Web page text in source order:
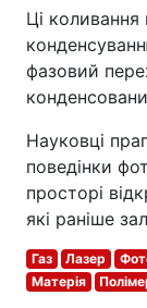
Ці
фазовий
Науковці
поведінки
просторі
які раніше
Газ Лазер
Матерія